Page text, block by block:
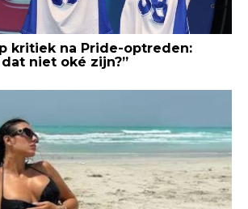
kritiek na Pride-optreden:
niet oké zijn?”